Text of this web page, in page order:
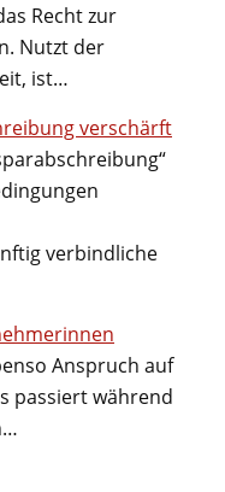
Recht zur
Nutzt der
ist…
verschärft
verbindliche
Anspruch auf
passiert während